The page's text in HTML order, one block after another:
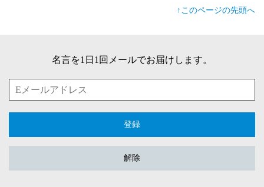
↑このページの先頭へ
名言を1日1回メールでお届けします。
登録
解除